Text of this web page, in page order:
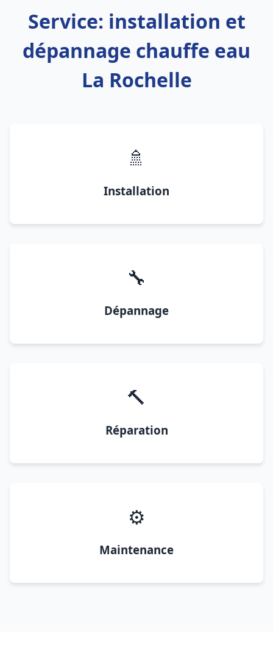
Service: installation et
dépannage chauffe eau
La Rochelle
🚿
Installation
🔧
Dépannage
🔨
Réparation
⚙️
Maintenance